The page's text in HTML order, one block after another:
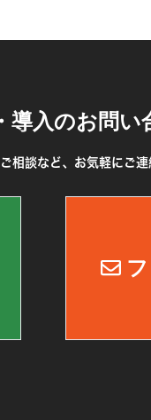
導入のお問い
相談など、お気軽にご連